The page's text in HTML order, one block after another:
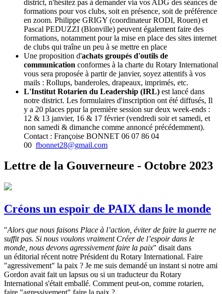
district, n'hésitez pas à demander via vos ADG des séances de
formations pour vos clubs, soit en présence, soit de préférence
en zoom. Philippe GRIGY (coordinateur RODI, Rouen) et
Pascal PEDUZZI (Blonville) peuvent également faire des
formations, notamment pour la mise en place des sites internet
de clubs qui traîne un peu à se mettre en place
Une proposition d'achats groupés d'outils de
communication conformes à la charte du Rotary International
vous sera proposée à partir de janvier, soyez attentifs à vos
mails : Rollups, banderoles, drapeaux, imprimés, etc.
L'Institut Rotarien du Leadership (IRL) est lancé dans
notre district. Les formulaires d'inscription ont été diffusés, Il
y a 20 places ppur la première session sur deux week-ends :
12 & 13 janvier, 16 & 17 février (vendredi soir et samedi, et
non samedi & dimanche comme annoncé précédemment).
Contact : Françoise BONNET 06 07 86 04
00‬ fbonnet28@gmail.com
Lettre de la Gouverneure - Octobre 2023
Créons un espoir de PAIX dans le monde
"Alors que nous faisons Place à l’action, éviter de faire la guerre ne
suffit pas. Si nous voulons vraiment Créer de l’espoir dans le
monde, nous devons agressivement faire la paix" disait dans
un éditorial récent notre Président du Rotary International. Faire
"agressivement" la paix ? Je me suis demandé un instant si notre ami
Gordon avait fait un lapsus ou si un traducteur du Rotary
International s'était emballé. Comment peut-on, comme rotarien,